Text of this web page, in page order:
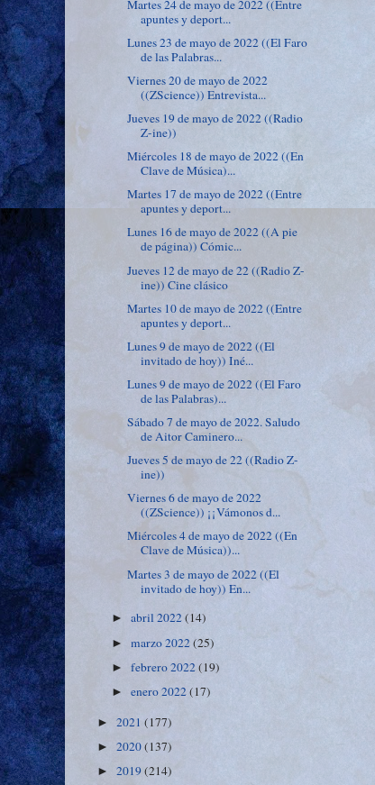
Martes 24 de mayo de 2022 ((Entre
apuntes y deport...
Lunes 23 de mayo de 2022 ((El Faro
de las Palabras...
Viernes 20 de mayo de 2022
((ZScience)) Entrevista...
Jueves 19 de mayo de 2022 ((Radio
Z-ine))
Miércoles 18 de mayo de 2022 ((En
Clave de Música)...
Martes 17 de mayo de 2022 ((Entre
apuntes y deport...
Lunes 16 de mayo de 2022 ((A pie
de página)) Cómic...
Jueves 12 de mayo de 22 ((Radio Z-
ine)) Cine clásico
Martes 10 de mayo de 2022 ((Entre
apuntes y deport...
Lunes 9 de mayo de 2022 ((El
invitado de hoy)) Iné...
Lunes 9 de mayo de 2022 ((El Faro
de las Palabras)...
Sábado 7 de mayo de 2022. Saludo
de Aitor Caminero...
Jueves 5 de mayo de 22 ((Radio Z-
ine))
Viernes 6 de mayo de 2022
((ZScience)) ¡¡Vámonos d...
Miércoles 4 de mayo de 2022 ((En
Clave de Música))...
Martes 3 de mayo de 2022 ((El
invitado de hoy)) En...
►abril 2022(14)
►marzo 2022(25)
►febrero 2022(19)
►enero 2022(17)
► 2021 (177)
► 2020(137)
► 2019(214)